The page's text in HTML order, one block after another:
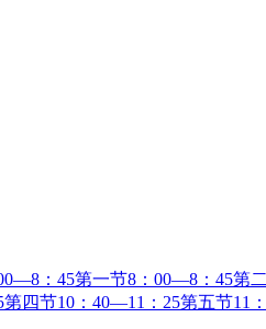
：45第一节8：00—8：45第
四节10：40—11：25第五节11